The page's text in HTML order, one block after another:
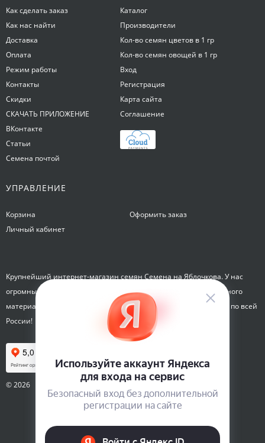
Как сделать заказ
Как нас найти
Доставка
Оплата
Режим работы
Контакты
Скидки
СКАЧАТЬ ПРИЛОЖЕНИЕ
ВКонтакте
Статьи
Семена почтой
Каталог
Производители
Кол-во семян цветов в 1 гр
Кол-во семян овощей в 1 гр
Вход
Регистрация
Карта сайта
Соглашение
УПРАВЛЕНИЕ
Корзина
Личный кабинет
Оформить заказ
Крупнейший интернет-магазин семян Семена на Яблочкова. У нас
огромный каталог семян, растений, луковиц цветов и посадочного
материала. Здесь вы можете купить семена почтой и курьером по всей
России!
© 2026